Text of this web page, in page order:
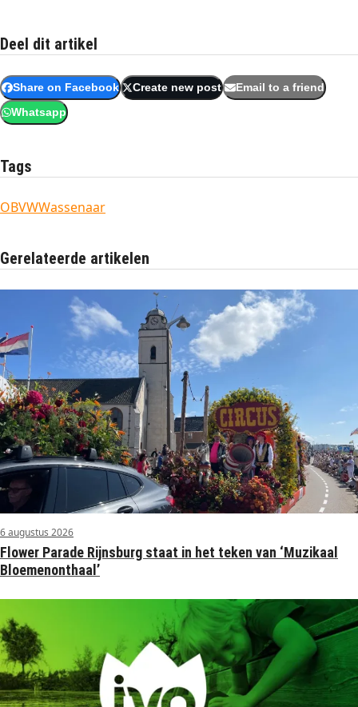
Deel dit artikel
Share on Facebook Create new post Email to a friend
Whatsapp
Tags
OBVWWassenaar
Gerelateerde artikelen
6 augustus 2026
Flower Parade Rijnsburg staat in het teken van ‘Muzikaal
Bloemenonthaal’